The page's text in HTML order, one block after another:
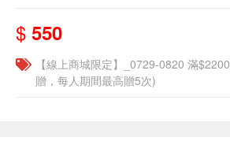
$ 550
【線上商城限定】_0729-0820 滿
贈，每人期間最高贈5次)